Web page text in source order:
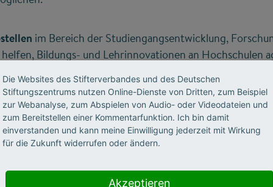
im Bereich der Studiengangsentwicklung,
Bildungs- und Lehrinnovationen an Hochschulen
Modellansätze dieser neuen
gibt es beispielsweise in der Arizona State
der Interdisciplinary Transformation University
Nürnberg (UTN), kann Hochschulen ebenfalls in
Die Websites des Stifterverbandes und des Deutschen
Stiftungszentrums nutzen Online-Dienste von Dritten, zum Beispiel
zur Webanalyse, zum Abspielen von Audio- oder Videodateien und
zum Bereitstellen einer Kommentarfunktion. Ich bin damit
einverstanden und kann meine Einwilligung jederzeit mit Wirkung
für die Zukunft widerrufen oder ändern.
Akzeptieren